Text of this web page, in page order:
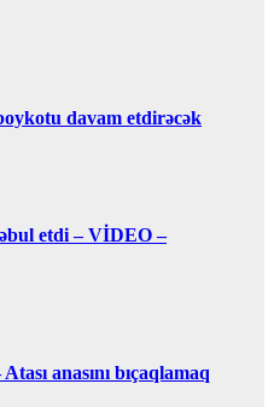
davam etdirəcək
etdi – VİDEO –
anasını bıçaqlamaq